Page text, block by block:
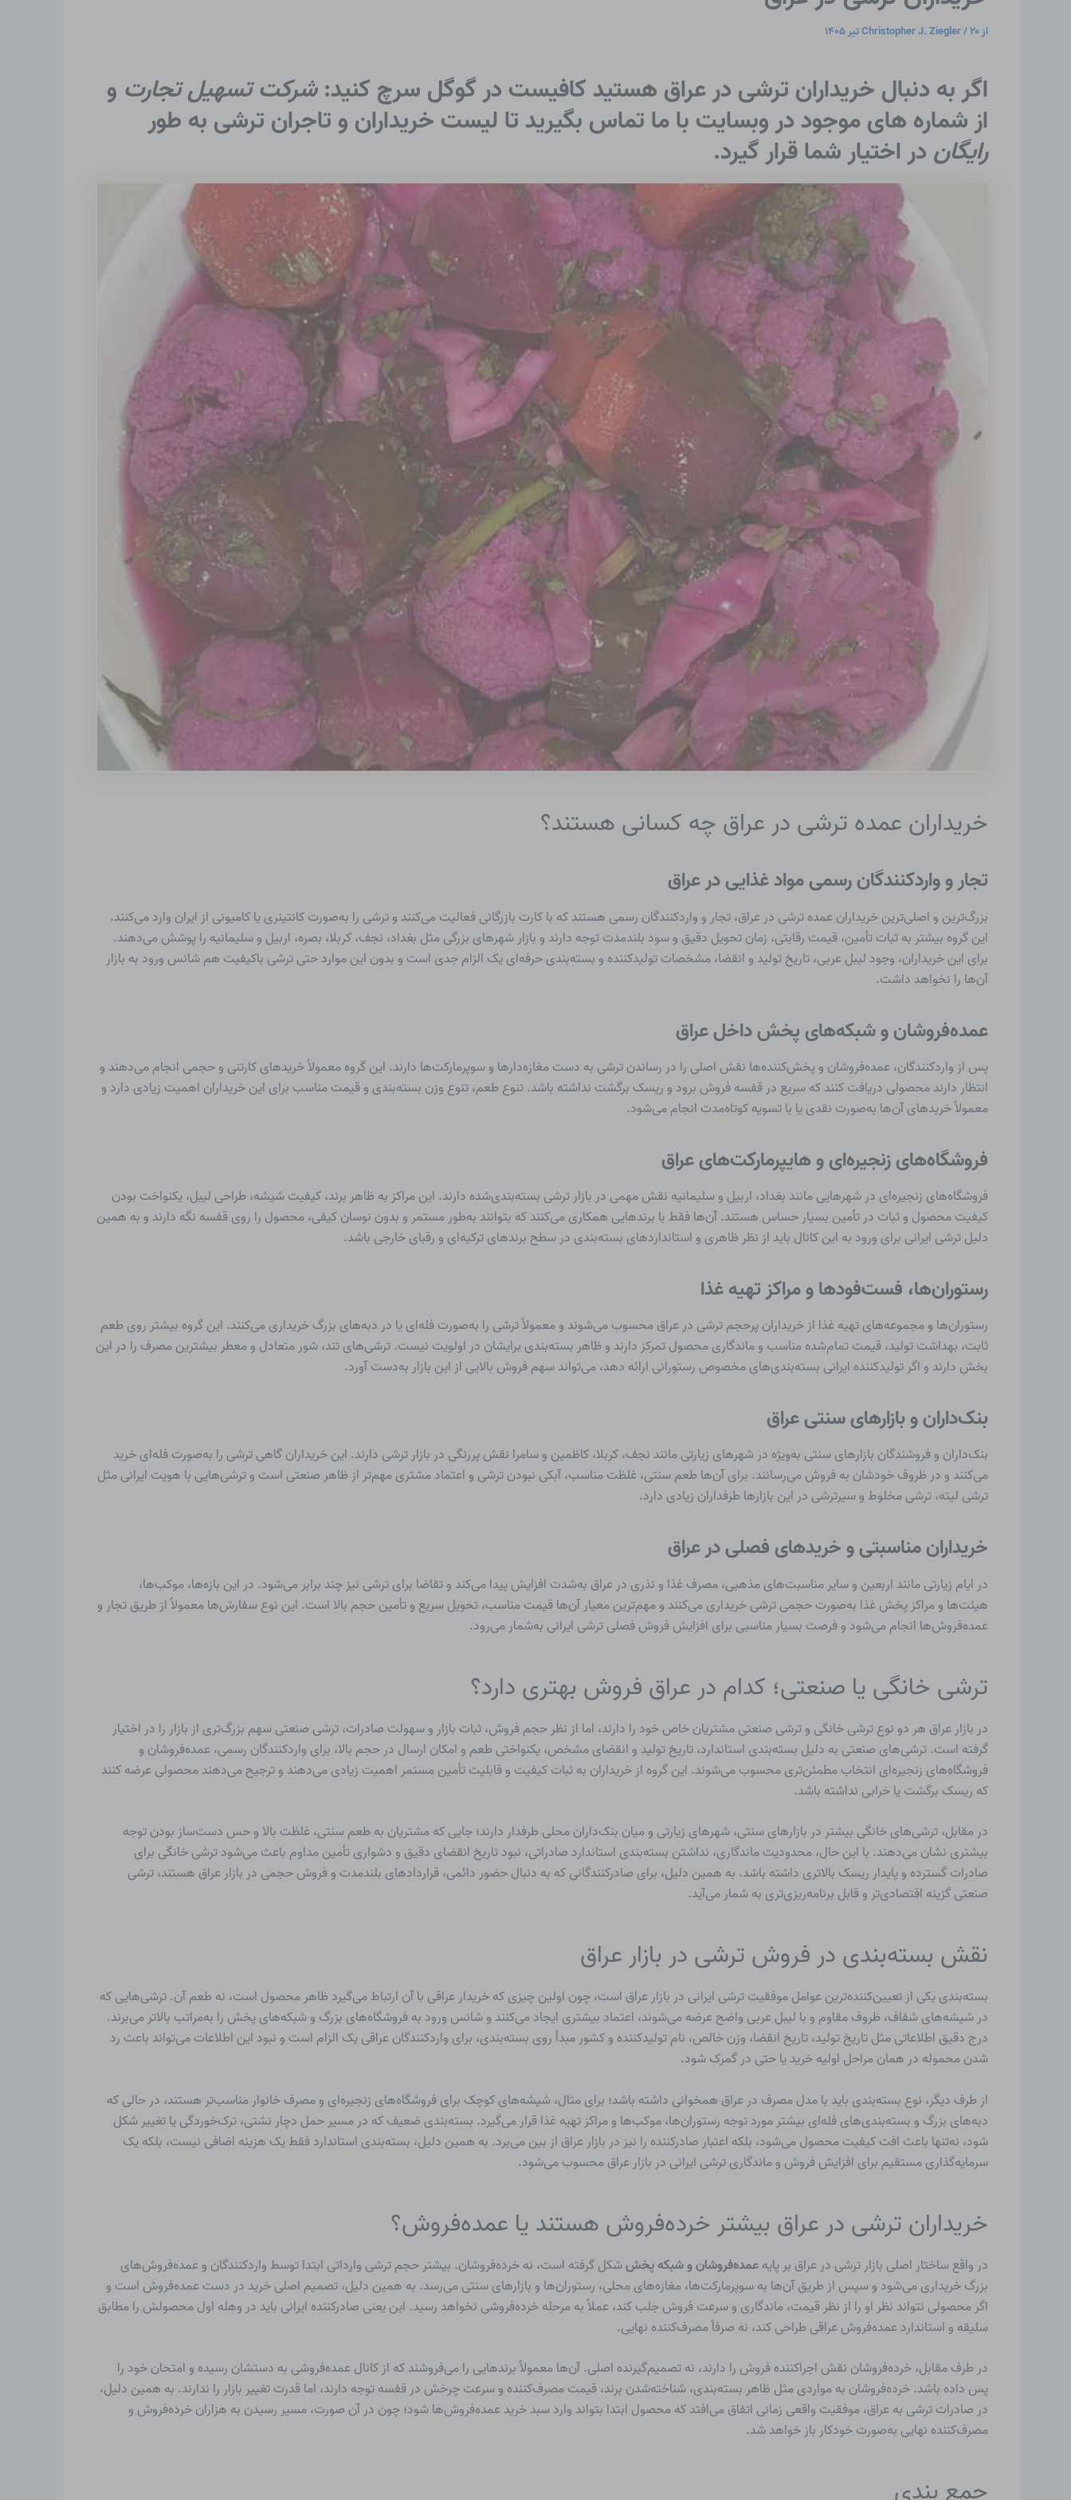
از Christopher J. Ziegler/۲۰ تیر ۱۴۰۵
اگر به دنبال خریداران ترشی در عراق هستید کافیست در گوگل سرچ کنید:‌شرکت تسهیل تجارت و
از شماره های موجود در وبسایت با ما تماس بگیرید تا لیست خریداران و تاجران ترشی به طور
رایگان در اختیار شما قرار گیرد.
خریداران عمده ترشی در عراق چه کسانی هستند؟
تجار و واردکنندگان رسمی مواد غذایی در عراق
بزرگ‌ترین و اصلی‌ترین خریداران عمده ترشی در عراق، تجار و واردکنندگان رسمی هستند که با کارت بازرگانی فعالیت می‌کنند و ترشی را به‌صورت کانتینری یا کامیونی از ایران وارد می‌کنند.
این گروه بیشتر به ثبات تأمین، قیمت رقابتی، زمان تحویل دقیق و سود بلندمدت توجه دارند و بازار شهرهای بزرگی مثل بغداد، نجف، کربلا، بصره، اربیل و سلیمانیه را پوشش می‌دهند.
برای این خریداران، وجود لیبل عربی، تاریخ تولید و انقضا، مشخصات تولیدکننده و بسته‌بندی حرفه‌ای یک الزام جدی است و بدون این موارد حتی ترشی باکیفیت هم شانس ورود به بازار
آن‌ها را نخواهد داشت.
عمده‌فروشان و شبکه‌های پخش داخل عراق
پس از واردکنندگان، عمده‌فروشان و پخش‌کننده‌ها نقش اصلی را در رساندن ترشی به دست مغازه‌دارها و سوپرمارکت‌ها دارند. این گروه معمولاً خریدهای کارتنی و حجمی انجام می‌دهند و
انتظار دارند محصولی دریافت کنند که سریع در قفسه فروش برود و ریسک برگشت نداشته باشد. تنوع طعم، تنوع وزن بسته‌بندی و قیمت مناسب برای این خریداران اهمیت زیادی دارد و
معمولاً خریدهای آن‌ها به‌صورت نقدی یا با تسویه کوتاه‌مدت انجام می‌شود.
فروشگاه‌های زنجیره‌ای و هایپرمارکت‌های عراق
فروشگاه‌های زنجیره‌ای در شهرهایی مانند بغداد، اربیل و سلیمانیه نقش مهمی در بازار ترشی بسته‌بندی‌شده دارند. این مراکز به ظاهر برند، کیفیت شیشه، طراحی لیبل، یکنواخت بودن
کیفیت محصول و ثبات در تأمین بسیار حساس هستند. آن‌ها فقط با برندهایی همکاری می‌کنند که بتوانند به‌طور مستمر و بدون نوسان کیفی، محصول را روی قفسه نگه دارند و به همین
دلیل ترشی ایرانی برای ورود به این کانال باید از نظر ظاهری و استانداردهای بسته‌بندی در سطح برندهای ترکیه‌ای و رقبای خارجی باشد.
رستوران‌ها، فست‌فودها و مراکز تهیه غذا
رستوران‌ها و مجموعه‌های تهیه غذا از خریداران پرحجم ترشی در عراق محسوب می‌شوند و معمولاً ترشی را به‌صورت فله‌ای یا در دبه‌های بزرگ خریداری می‌کنند. این گروه بیشتر روی طعم
ثابت، بهداشت تولید، قیمت تمام‌شده مناسب و ماندگاری محصول تمرکز دارند و ظاهر بسته‌بندی برایشان در اولویت نیست. ترشی‌های تند، شور متعادل و معطر بیشترین مصرف را در این
بخش دارند و اگر تولیدکننده ایرانی بسته‌بندی‌های مخصوص رستورانی ارائه دهد، می‌تواند سهم فروش بالایی از این بازار به‌دست آورد.
بنک‌داران و بازارهای سنتی عراق
بنک‌داران و فروشندگان بازارهای سنتی به‌ویژه در شهرهای زیارتی مانند نجف، کربلا، کاظمین و سامرا نقش پررنگی در بازار ترشی دارند. این خریداران گاهی ترشی را به‌صورت فله‌ای خرید
می‌کنند و در ظروف خودشان به فروش می‌رسانند. برای آن‌ها طعم سنتی، غلظت مناسب، آبکی نبودن ترشی و اعتماد مشتری مهم‌تر از ظاهر صنعتی است و ترشی‌هایی با هویت ایرانی مثل
ترشی لیته، ترشی مخلوط و سیرترشی در این بازارها طرفداران زیادی دارد.
خریداران مناسبتی و خریدهای فصلی در عراق
در ایام زیارتی مانند اربعین و سایر مناسبت‌های مذهبی، مصرف غذا و نذری در عراق به‌شدت افزایش پیدا می‌کند و تقاضا برای ترشی نیز چند برابر می‌شود. در این بازه‌ها، موکب‌ها،
هیئت‌ها و مراکز پخش غذا به‌صورت حجمی ترشی خریداری می‌کنند و مهم‌ترین معیار آن‌ها قیمت مناسب، تحویل سریع و تأمین حجم بالا است. این نوع سفارش‌ها معمولاً از طریق تجار و
عمده‌فروش‌ها انجام می‌شود و فرصت بسیار مناسبی برای افزایش فروش فصلی ترشی ایرانی به‌شمار می‌رود.
ترشی خانگی یا صنعتی؛ کدام در عراق فروش بهتری دارد؟
در بازار عراق هر دو نوع ترشی خانگی و ترشی صنعتی مشتریان خاص خود را دارند، اما از نظر حجم فروش، ثبات بازار و سهولت صادرات، ترشی صنعتی سهم بزرگ‌تری از بازار را در اختیار
گرفته است. ترشی‌های صنعتی به دلیل بسته‌بندی استاندارد، تاریخ تولید و انقضای مشخص، یکنواختی طعم و امکان ارسال در حجم بالا، برای واردکنندگان رسمی، عمده‌فروشان و
فروشگاه‌های زنجیره‌ای انتخاب مطمئن‌تری محسوب می‌شوند. این گروه از خریداران به ثبات کیفیت و قابلیت تأمین مستمر اهمیت زیادی می‌دهند و ترجیح می‌دهند محصولی عرضه کنند
که ریسک برگشت یا خرابی نداشته باشد.
در مقابل، ترشی‌های خانگی بیشتر در بازارهای سنتی، شهرهای زیارتی و میان بنک‌داران محلی طرفدار دارند؛ جایی که مشتریان به طعم سنتی، غلظت بالا و حس دست‌ساز بودن توجه
بیشتری نشان می‌دهند. با این حال، محدودیت ماندگاری، نداشتن بسته‌بندی استاندارد صادراتی، نبود تاریخ انقضای دقیق و دشواری تأمین مداوم باعث می‌شود ترشی خانگی برای
صادرات گسترده و پایدار ریسک بالاتری داشته باشد. به همین دلیل، برای صادرکنندگانی که به دنبال حضور دائمی، قراردادهای بلندمدت و فروش حجمی در بازار عراق هستند، ترشی
صنعتی گزینه اقتصادی‌تر و قابل برنامه‌ریزی‌تری به شمار می‌آید.
نقش بسته‌بندی در فروش ترشی در بازار عراق
بسته‌بندی یکی از تعیین‌کننده‌ترین عوامل موفقیت ترشی ایرانی در بازار عراق است، چون اولین چیزی که خریدار عراقی با آن ارتباط می‌گیرد ظاهر محصول است، نه طعم آن. ترشی‌هایی که
در شیشه‌های شفاف، ظروف مقاوم و با لیبل عربی واضح عرضه می‌شوند، اعتماد بیشتری ایجاد می‌کنند و شانس ورود به فروشگاه‌های بزرگ و شبکه‌های پخش را به‌مراتب بالاتر می‌برند.
درج دقیق اطلاعاتی مثل تاریخ تولید، تاریخ انقضا، وزن خالص، نام تولیدکننده و کشور مبدأ روی بسته‌بندی، برای واردکنندگان عراقی یک الزام است و نبود این اطلاعات می‌تواند باعث رد
شدن محموله در همان مراحل اولیه خرید یا حتی در گمرک شود.
از طرف دیگر، نوع بسته‌بندی باید با مدل مصرف در عراق همخوانی داشته باشد؛ برای مثال، شیشه‌های کوچک برای فروشگاه‌های زنجیره‌ای و مصرف خانوار مناسب‌تر هستند، در حالی که
دبه‌های بزرگ و بسته‌بندی‌های فله‌ای بیشتر مورد توجه رستوران‌ها، موکب‌ها و مراکز تهیه غذا قرار می‌گیرد. بسته‌بندی ضعیف که در مسیر حمل دچار نشتی، ترک‌خوردگی یا تغییر شکل
شود، نه‌تنها باعث افت کیفیت محصول می‌شود، بلکه اعتبار صادرکننده را نیز در بازار عراق از بین می‌برد. به همین دلیل، بسته‌بندی استاندارد فقط یک هزینه اضافی نیست، بلکه یک
سرمایه‌گذاری مستقیم برای افزایش فروش و ماندگاری ترشی ایرانی در بازار عراق محسوب می‌شود.
خریداران ترشی در عراق بیشتر خرده‌فروش هستند یا عمده‌فروش؟
در واقع ساختار اصلی بازار ترشی در عراق بر پایهعمده‌فروشان و شبکه پخششکل گرفته است، نه خرده‌فروشان. بیشتر حجم ترشی وارداتی ابتدا توسط واردکنندگان و عمده‌فروش‌های
بزرگ خریداری می‌شود و سپس از طریق آن‌ها به سوپرمارکت‌ها، مغازه‌های محلی، رستوران‌ها و بازارهای سنتی می‌رسد. به همین دلیل، تصمیم اصلی خرید در دست عمده‌فروش است و
اگر محصولی نتواند نظر او را از نظر قیمت، ماندگاری و سرعت فروش جلب کند، عملاً به مرحله خرده‌فروشی نخواهد رسید. این یعنی صادرکننده ایرانی باید در وهله اول محصولش را مطابق
سلیقه و استاندارد عمده‌فروش عراقی طراحی کند، نه صرفاً مصرف‌کننده نهایی.
در طرف مقابل، خرده‌فروشان نقش اجراکننده فروش را دارند، نه تصمیم‌گیرنده اصلی. آن‌ها معمولاً برندهایی را می‌فروشند که از کانال عمده‌فروشی به دستشان رسیده و امتحان خود را
پس داده باشد. خرده‌فروشان به مواردی مثل ظاهر بسته‌بندی، شناخته‌شدن برند، قیمت مصرف‌کننده و سرعت چرخش در قفسه توجه دارند، اما قدرت تغییر بازار را ندارند. به همین دلیل،
در صادرات ترشی به عراق، موفقیت واقعی زمانی اتفاق می‌افتد که محصول ابتدا بتواند وارد سبد خرید عمده‌فروش‌ها شود؛ چون در آن صورت، مسیر رسیدن به هزاران خرده‌فروش و
مصرف‌کننده نهایی به‌صورت خودکار باز خواهد شد.
جمع بندی